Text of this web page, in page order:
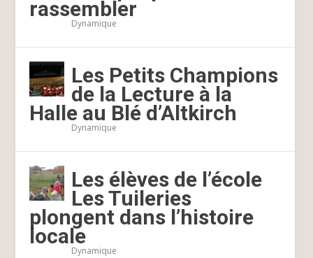
rassembler
Dynamique
Les Petits Champions
de la Lecture à la
Halle au Blé d’Altkirch
Dynamique
Les élèves de l’école
Les Tuileries
plongent dans l’histoire
locale
Dynamique